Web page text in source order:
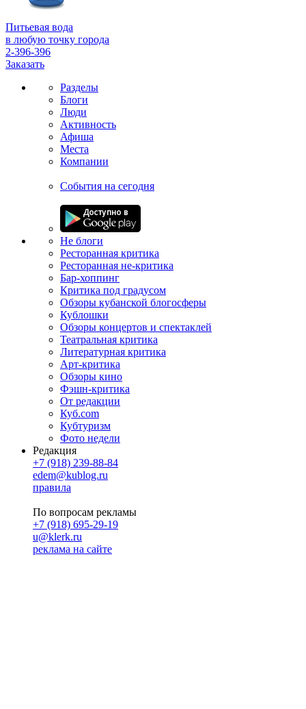
Питьевая вода
в любую точку города
2-396-396
Заказать
Разделы
Блоги
Люди
Активность
Афиша
Места
Компании
События на сегодня
Не блоги
Ресторанная критика
Ресторанная не-критика
Бар-хоппинг
Критика под градусом
Обзоры кубанской блогосферы
Кублошки
Обзоры концертов и спектаклей
Театральная критика
Литературная критика
Арт-критика
Обзоры кино
Фэшн-критика
От редакции
Куб.com
Кубтуризм
Фото недели
Редакция
+7 (918) 239-88-84
edem@kublog.ru
правила
По вопросам рекламы
+7 (918) 695-29-19
u@klerk.ru
реклама на сайте